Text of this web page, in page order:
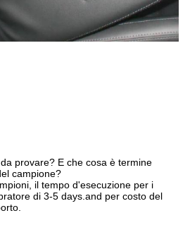
provare? E che cosa è termine
campione?
il tempo d'esecuzione per i
di 3-5 days.and per costo del